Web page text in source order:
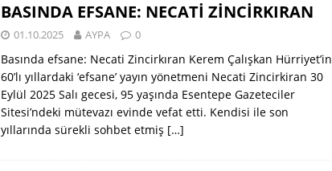
BASINDA EFSANE: NECATİ ZİNCİRKIRAN
01.10.2025 AYPA 0
Basında efsane: Necati Zincirkıran Kerem Çalışkan Hürriyet’in
60’lı yıllardaki ‘efsane’ yayın yönetmeni Necati Zincirkiran 30
Eylül 2025 Salı gecesi, 95 yaşında Esentepe Gazeteciler
Sitesi’ndeki mütevazı evinde vefat etti. Kendisi ile son
yıllarında sürekli sohbet etmiş […]